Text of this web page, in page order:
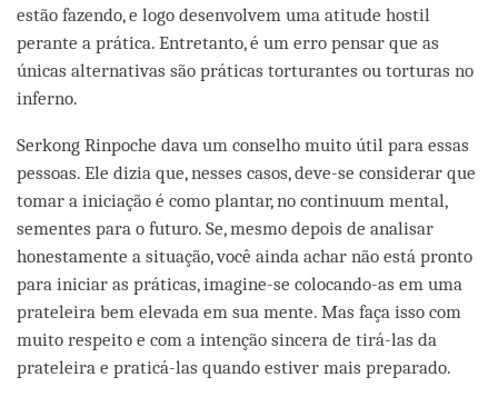
estão fazendo, e logo desenvolvem uma atitude hostil
perante a prática. Entretanto, é um erro pensar que as
únicas alternativas são práticas torturantes ou torturas no
inferno.
Serkong Rinpoche dava um conselho muito útil para essas
pessoas. Ele dizia que, nesses casos, deve-se considerar que
tomar a iniciação é como plantar, no continuum mental,
sementes para o futuro. Se, mesmo depois de analisar
honestamente a situação, você ainda achar não está pronto
para iniciar as práticas, imagine-se colocando-as em uma
prateleira bem elevada em sua mente. Mas faça isso com
muito respeito e com a intenção sincera de tirá-las da
prateleira e praticá-las quando estiver mais preparado.